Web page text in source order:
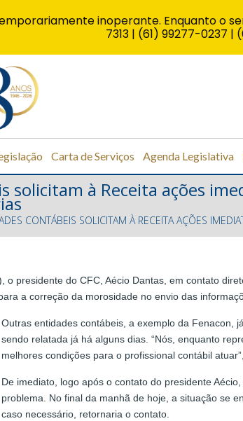
Carta de Serviços Agenda Legislativa
solicitam à Receita ações
CONTÁBEIS SOLICITAM À RECEITA AÇÕES
o presidente do CFC, Aécio Dantas, em contato
a correção da morosidade no envio das
Outras entidades contábeis, a exemplo da Fenacon,
sendo relatada já há alguns dias. “Nós, enquanto
melhores condições para o profissional contábil
De imediato, logo após o contato do presidente
problema. No final da manhã de hoje, a situação se
caso necessário, retornaria o contato.
inoperante. Enquanto o
7313 | (61) 99277-0237 |